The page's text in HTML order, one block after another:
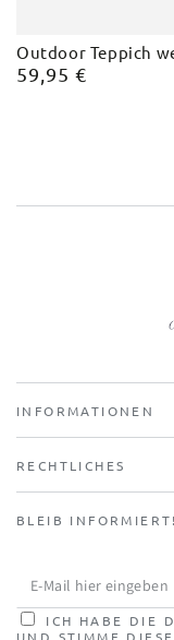
Outdoor Teppich
Regulärer
59,95 €
INFORMATIONEN
RECHTLICHES
BLEIB INFORMIERT!
E-
MailICH HABE DIE